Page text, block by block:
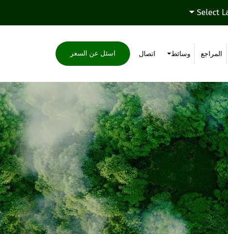
Select
المراجع وسائط اتصال اسئل عن السعر